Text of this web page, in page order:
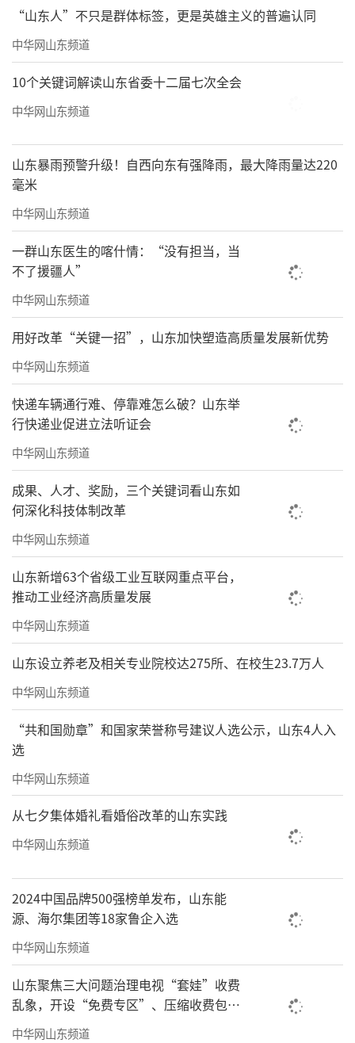
运营俱乐部培养三名90后围棋世界冠军
另外，我代表新一届协会班子郑重承诺：
体育总会、市场监管局及相关部门的监督指
导；严守法律法规与行业要求，规范协会内部
治理，坚持管理、财务、人事等重大事项公开
透明、公平公正、规范发展，主动接受全体理
事、会员及社会各界监督，绝不辜负全市围棋
同仁的信任与重托。
未来，我们将团结带领全体理事和会员，
凝心聚力、务实担当、守正创新，以更加饱满
的热情、更加务实的作风、更加有力的举措，
推动潍坊围棋事业全方位提质升级，倾力擦亮
潍坊围棋文化名片，为全市体育事业、文化事
业发展贡献围棋力量，为全力打造潍坊围棋强
市不懈奋斗！
（来源：今日头条@娱体空间）
作者简介
“山东人”不只是群体标签，更是英雄主义的普遍认同
中华网山东频道
10个关键词解读山东省委十二届七次全会
中华网山东频道
山东暴雨预警升级！自西向东有强降雨，最大降雨量达220
毫米
中华网山东频道
一群山东医生的喀什情：“没有担当，当
不了援疆人”
中华网山东频道
用好改革“关键一招”，山东加快塑造高质量发展新优势
中华网山东频道
快递车辆通行难、停靠难怎么破？山东举
行快递业促进立法听证会
中华网山东频道
成果、人才、奖励，三个关键词看山东如
何深化科技体制改革
中华网山东频道
山东新增63个省级工业互联网重点平台，
推动工业经济高质量发展
中华网山东频道
山东设立养老及相关专业院校达275所、在校生23.7万人
中华网山东频道
“共和国勋章”和国家荣誉称号建议人选公示，山东4人入
选
中华网山东频道
从七夕集体婚礼看婚俗改革的山东实践
中华网山东频道
2024中国品牌500强榜单发布，山东能
源、海尔集团等18家鲁企入选
中华网山东频道
山东聚焦三大问题治理电视“套娃”收费
乱象，开设“免费专区”、压缩收费包比
例70%以上
中华网山东频道